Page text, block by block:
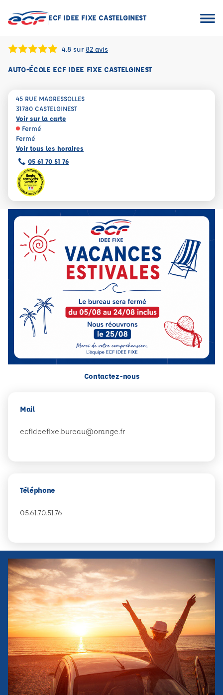
ECF IDEE FIXE CASTELGINEST
4.8 sur 82 avis
AUTO-ÉCOLE ECF IDEE FIXE CASTELGINEST
45 RUE MAGRESSOLLES
31780 CASTELGINEST
Voir sur la carte
Fermé
Fermé
Voir tous les horaires
05 61 70 51 76
Contactez-nous
Mail
ecfideefixe.bureau@orange.fr
Téléphone
05.61.70.51.76